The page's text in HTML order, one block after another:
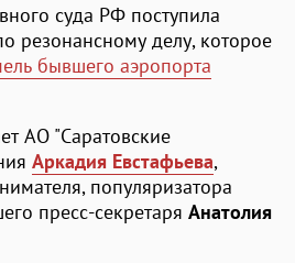
суда РФ поступила
резонансному делу, которое
бывшего аэропорта
АО "Саратовские
Аркадия Евстафьева,
популяризатора
пресс-секретаря Анатолия